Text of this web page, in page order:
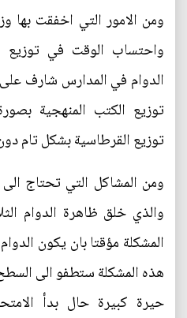
ومن الامور التي اخفقت بها
واحتساب الوقت في توزيع
الدوام في المدارس شارف على
توزيع الكتب المنهجية
توزيع القرطاسية بشكل تام
ومن المشاكل التي تحتاج
والذي خلق ظاهرة الدوام
المشكلة مؤقتا بان يكون
هذه المشكلة ستطفو الى
حيرة كبيرة حال بدأ